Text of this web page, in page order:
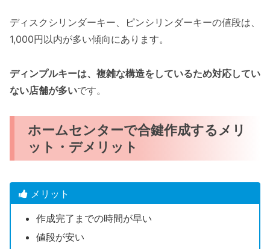
ディスクシリンダーキー、ピンシリンダーキーの値段は、
1,000円以内が多い傾向にあります。
ディンプルキーは、複雑な構造をしているため対応してい
ない店舗が多いです。
ホームセンターで合鍵作成するメリ
ット・デメリット
メリット
作成完了までの時間が早い
値段が安い